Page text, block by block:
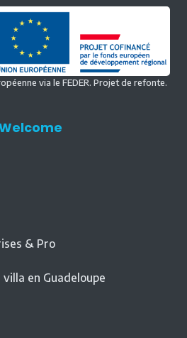
via le FEDER. Projet de refonte.
& Pro
en Guadeloupe